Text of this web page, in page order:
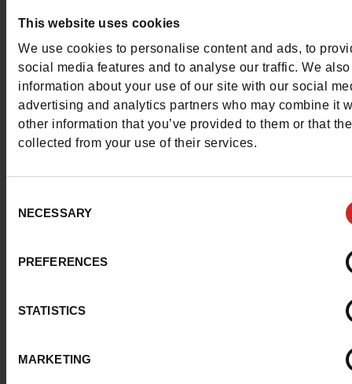
This website uses cookies
We use cookies to personalise content and ads, to
social media features and to analyse our traffic. We
information about your use of our site with our social
advertising and analytics partners who may combine it
other information that you’ve provided to them or that
collected from your use of their services.
Selection
NECESSARY
PREFERENCES
STATISTICS
MARKETING
Vraagje ?
Neem contact op met de klantenservice
Stuur een bericht
Meer contactopties
Klantenservice